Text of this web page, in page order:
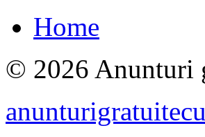
Home
© 2026 Anunturi